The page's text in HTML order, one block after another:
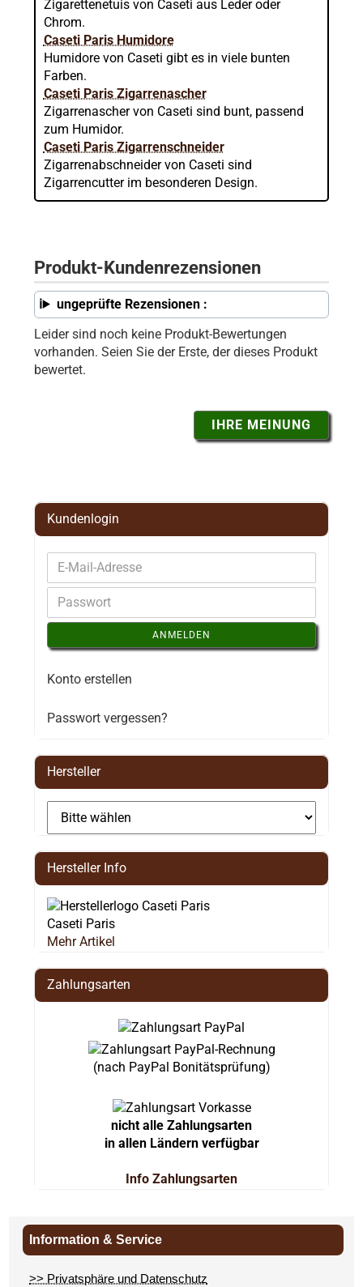
Zigarettenetuis von Caseti aus Leder oder
Chrom.
Caseti Paris Humidore
Humidore von Caseti gibt es in viele bunten
Farben.
Caseti Paris Zigarrenascher
Zigarrenascher von Caseti sind bunt, passend
zum Humidor.
Caseti Paris Zigarrenschneider
Zigarrenabschneider von Caseti sind
Zigarrencutter im besonderen Design.
Produkt-Kundenrezensionen
ungeprüfte Rezensionen :
Leider sind noch keine Produkt-Bewertungen
vorhanden. Seien Sie der Erste, der dieses Produkt
bewertet.
IHRE MEINUNG
Kundenlogin
ANMELDEN
Konto erstellen
Passwort vergessen?
Hersteller
Hersteller Info
Caseti Paris
Mehr Artikel
Zahlungsarten
(nach PayPal Bonitätsprüfung)
nicht alle Zahlungsarten
in allen Ländern verfügbar
Info Zahlungsarten
Information & Service
>> Privatsphäre und Datenschutz